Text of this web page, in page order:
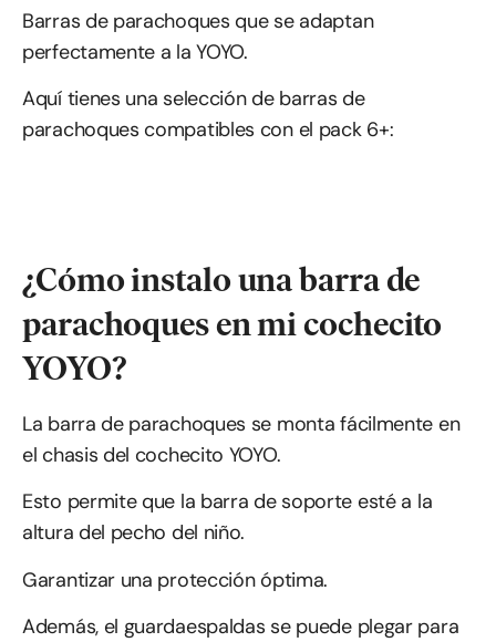
Barras de parachoques que se adaptan
perfectamente a la YOYO.
Aquí tienes una selección de barras de
parachoques compatibles con el pack 6+:
¿Cómo instalo una barra de
parachoques en mi cochecito
YOYO?
La barra de parachoques se monta fácilmente en
el chasis del cochecito YOYO.
Esto permite que la barra de soporte esté a la
altura del pecho del niño.
Garantizar una protección óptima.
Además, el guardaespaldas se puede plegar para